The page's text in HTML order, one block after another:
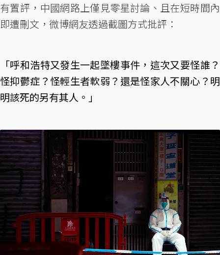
有置評，中國網路上僅見零星討論、且在短時間內
即遭刪文，微博網友透過截圖方式批評：
「呼和浩特又發生一起墜樓事件，這次又要怪誰？
怪抑鬱症？怪輕生者軟弱？還是怪家人不關心？明
明該死的另有其人。」